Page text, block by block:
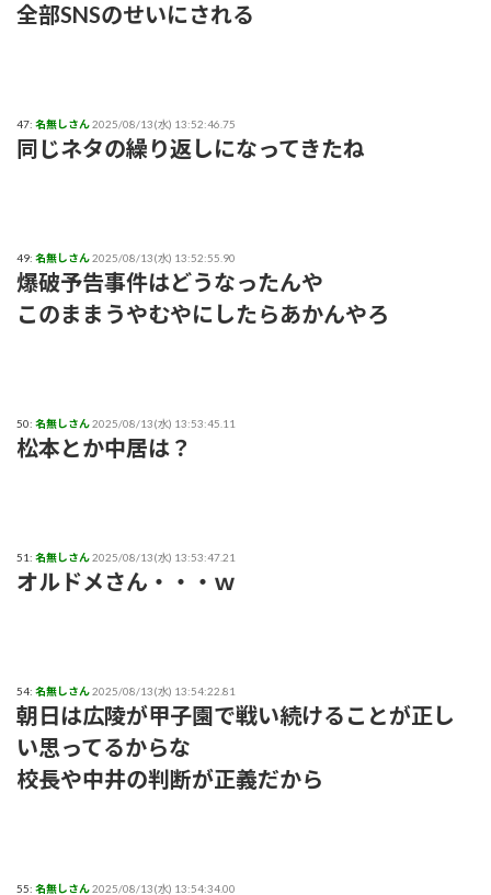
全部SNSのせいにされる
47: 名無しさん2025/08/13(水) 13:52:46.75
同じネタの繰り返しになってきたね
49: 名無しさん2025/08/13(水) 13:52:55.90
爆破予告事件はどうなったんや
このままうやむやにしたらあかんやろ
50: 名無しさん2025/08/13(水) 13:53:45.11
松本とか中居は？
51: 名無しさん2025/08/13(水) 13:53:47.21
オルドメさん・・・ｗ
54: 名無しさん2025/08/13(水) 13:54:22.81
朝日は広陵が甲子園で戦い続けることが正し
い思ってるからな
校長や中井の判断が正義だから
55: 名無しさん2025/08/13(水) 13:54:34.00